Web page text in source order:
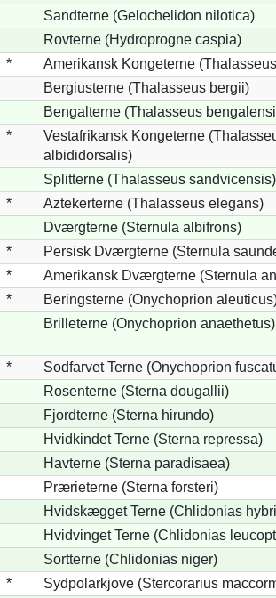
Sandterne (Gelochelidon nilotica)
Rovterne (Hydroprogne caspia)
*
Amerikansk Kongeterne
Bergiusterne (Thalasseus bergii)
Bengalterne (Thalasseus
*
Vestafrikansk Kongeterne
albididorsalis)
Splitterne (Thalasseus sandvicensis)
*
Aztekerterne (Thalasseus elegans)
Dværgterne (Sternula albifrons)
*
Persisk Dværgterne (Sternula
*
Amerikansk Dværgterne (Sternula
*
Beringsterne (Onychoprion
Brilleterne (Onychoprion anaethetus)
*
Sodfarvet Terne (Onychoprion
Rosenterne (Sterna dougallii)
Fjordterne (Sterna hirundo)
Hvidkindet Terne (Sterna repressa)
Havterne (Sterna paradisaea)
Prærieterne (Sterna forsteri)
Hvidskægget Terne (Chlidonias
Hvidvinget Terne (Chlidonias
Sortterne (Chlidonias niger)
* Sydpolarkjove (Stercorarius